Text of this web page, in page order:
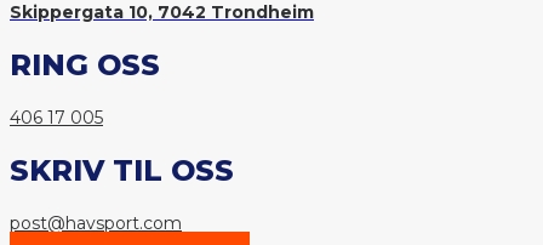
Skippergata 10, 7042 Trondheim
RING OSS
406 17 005
SKRIV TIL OSS
post@havsport.com